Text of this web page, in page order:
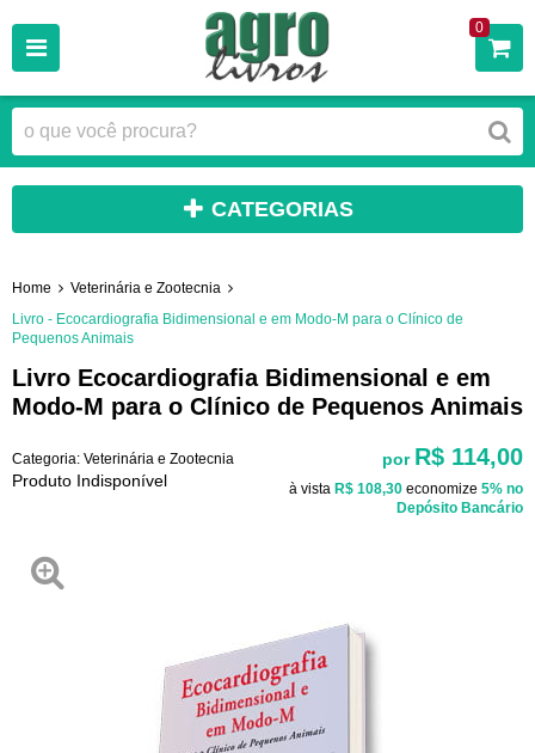
0
CATEGORIAS
Home
Veterinária e Zootecnia
Livro - Ecocardiografia Bidimensional e em Modo-M para o Clínico de
Pequenos Animais
Livro Ecocardiografia Bidimensional e em
Modo-M para o Clínico de Pequenos Animais
Categoria: Veterinária e Zootecnia
Produto Indisponível
por R$ 114,00
à vista R$ 108,30 economize 5% no
Depósito Bancário